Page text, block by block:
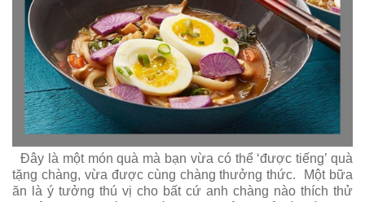
Đây là một món quà mà bạn vừa có thể ‘được tiếng’ quà
tặng chàng, vừa được cùng chàng thưởng thức. Một bữa
ăn là ý tưởng thú vị cho bất cứ anh chàng nào thích thử